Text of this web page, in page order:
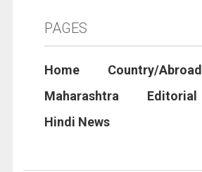
PAGES
Home
Country/Abroad
Maharashtra
Editorial
Hindi News